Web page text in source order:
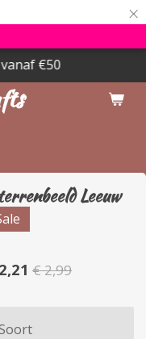
×
€50
Leeuw
€ 2,99